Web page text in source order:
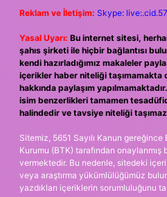
Reklam ve İletişim: Skype:
Yasal Uyarı: Bu internet sitesi,
şahıs şirketi ile hiçbir bağlantısı
kendi hazırladığımız makaleler
içerikler haber niteliği taşımamakta
hakkında paylaşım
isim benzerlikleri tamamen
halindedir ve tavsiye niteliği
Sitemiz, 5651 Sayılı Kanun
Kurumu (BTK) tarafından onaylanmış
vermektedir. Bu nedenle, sitedeki
veya araştırma yükümlülüğümüz
yazdıkları içeriklerin sorumluluğunu